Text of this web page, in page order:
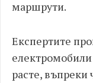
маршрути.
Експертите
расте, въпреки